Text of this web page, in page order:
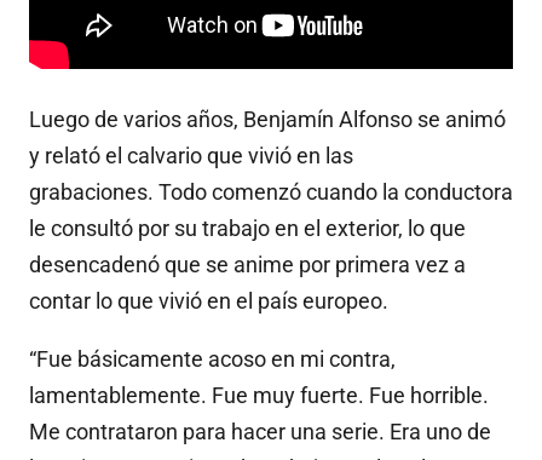
Luego de varios años, Benjamín Alfonso se animó
y relató el calvario que vivió en las
grabaciones. Todo comenzó cuando la conductora
le consultó por su trabajo en el exterior, lo que
desencadenó que se anime por primera vez a
contar lo que vivió en el país europeo.
“Fue básicamente acoso en mi contra,
lamentablemente. Fue muy fuerte. Fue horrible.
Me contrataron para hacer una serie. Era uno de